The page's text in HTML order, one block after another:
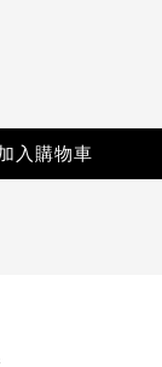
入購物車